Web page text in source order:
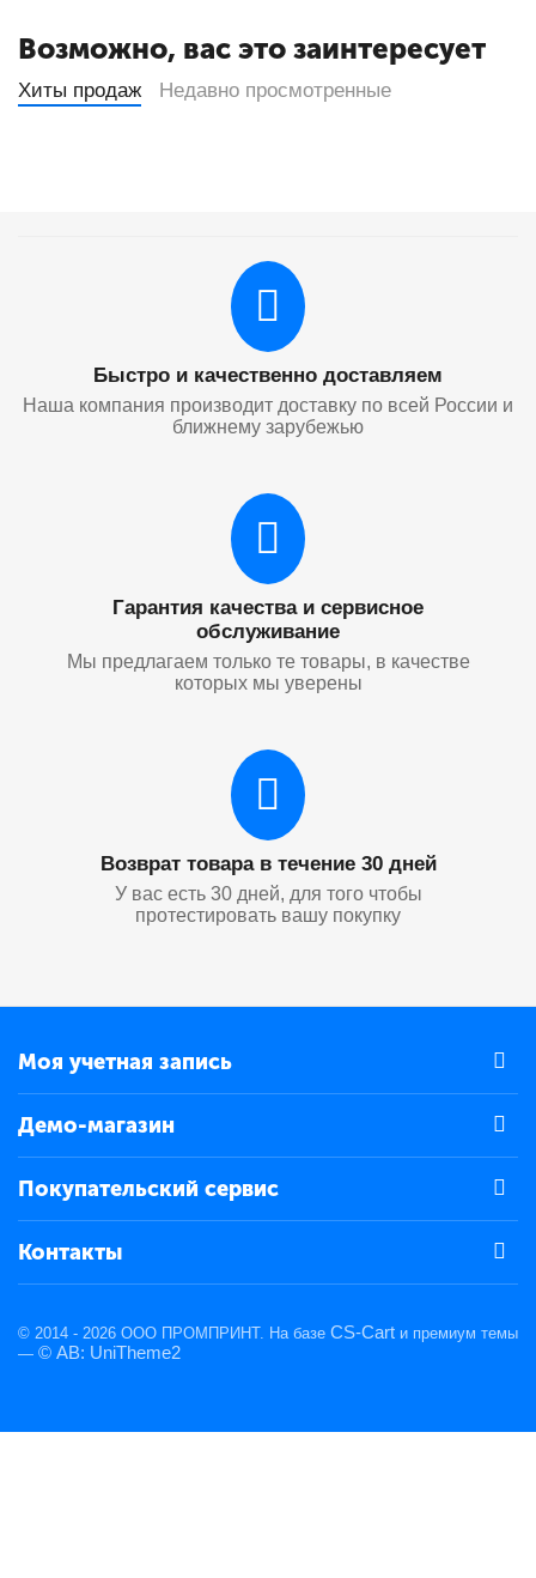
Возможно, вас это заинтересует
Хиты продаж Недавно просмотренные
Быстро и качественно доставляем
Наша компания производит доставку по всей России и
ближнему зарубежью
Гарантия качества и сервисное
обслуживание
Мы предлагаем только те товары, в качестве
которых мы уверены
Возврат товара в течение 30 дней
У вас есть 30 дней, для того чтобы
протестировать вашу покупку
Моя учетная запись
Демо-магазин
Покупательский сервис
Контакты
© 2014 - 2026 ООО ПРОМПРИНТ. На базе CS-Cart и премиум темы
— © AB: UniTheme2